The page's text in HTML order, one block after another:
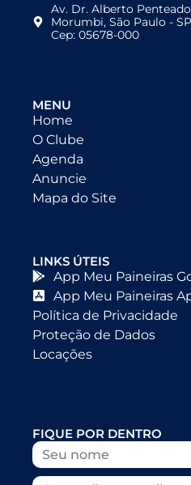
Av. Dr. Alberto
Morumbi, São Paulo - SP
Cep: 05678-000
MENU
Home
O Clube
Agenda
Anuncie
Mapa do Site
LINKS ÚTEIS
App Meu Paineiras
App Meu Paineiras
Política de Privacidade
Proteção de Dados
Locações
FIQUE POR DENTRO